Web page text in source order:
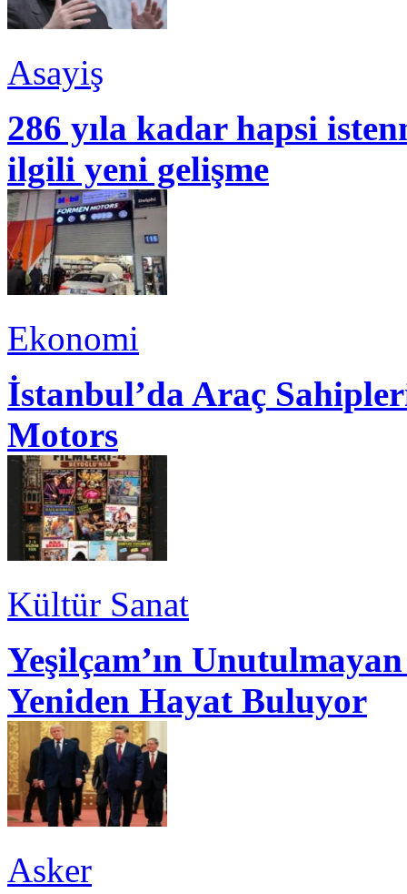
Asayiş
286 yıla kadar hapsi
ilgili yeni gelişme
Ekonomi
İstanbul’da Araç
Motors
Kültür Sanat
Yeşilçam’ın
Yeniden Hayat Buluyor
Asker